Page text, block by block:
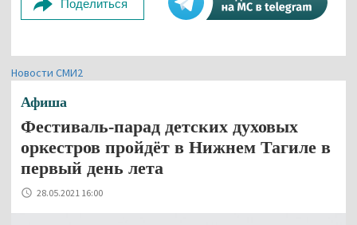
Поделиться
Новости СМИ2
Афиша
Фестиваль-парад детских духовых
оркестров пройдёт в Нижнем Тагиле в
первый день лета
28.05.2021 16:00